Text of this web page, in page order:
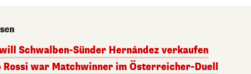
Schwalben-Sünder Hernández verkaufen
Rossi war Matchwinner im Österreicher-Duell